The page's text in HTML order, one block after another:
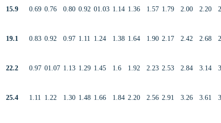
15.9 0.69 0.76 0.80 0.92 01.03 1.14 1.36 1.57 1.79 2.00 2.20
19.1 0.83 0.92 0.97 1.11 1.24 1.38 1.64 1.90 2.17 2.42 2.68
22.2 0.97 01.07 1.13 1.29 1.45 1.6 1.92 2.23 2.53 2.84 3.14
25.4 1.11 1.22 1.30 1.48 1.66 1.84 2.20 2.56 2.91 3.26 3.61